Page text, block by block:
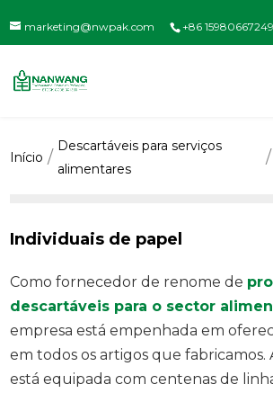
marketing@nwpak.com +86 15980667249
Início
Descartáveis para serviços
alimentares
Individuais de papel
Como fornecedor de renome de
descartáveis para o sector
empresa está empenhada em
em todos os artigos que fabricamos.
está equipada com centenas de